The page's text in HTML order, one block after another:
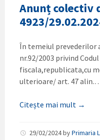
Anunț colectiv
4923/
În temeiul prevederilor
nr.92/2003 privind
fiscala,republicata,cu
ulterioare/ art. 47
Citește mai mult →
29/02/2024byPrimaria